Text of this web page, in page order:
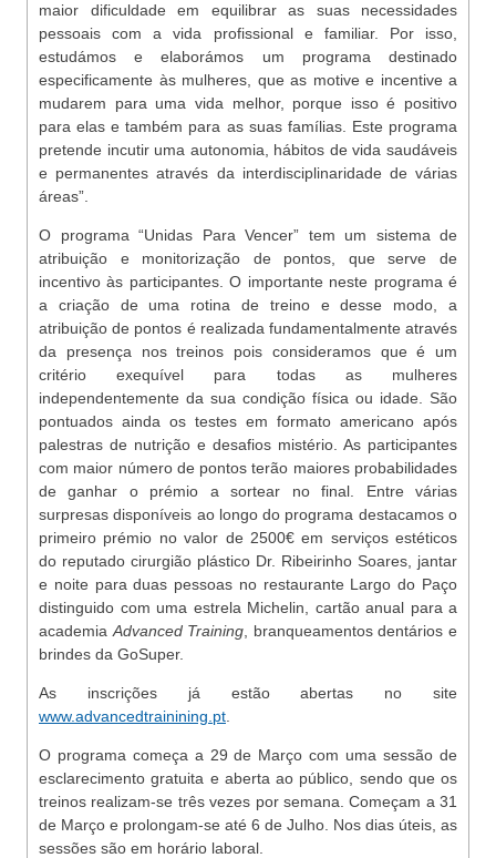
maior dificuldade em equilibrar as suas necessidades
pessoais com a vida profissional e familiar. Por isso,
estudámos e elaborámos um programa destinado
especificamente às mulheres, que as motive e incentive a
mudarem para uma vida melhor, porque isso é positivo
para elas e também para as suas famílias. Este programa
pretende incutir uma autonomia, hábitos de vida saudáveis
e permanentes através da interdisciplinaridade de várias
áreas”.
O programa “Unidas Para Vencer” tem um sistema de
atribuição e monitorização de pontos, que serve de
incentivo às participantes. O importante neste programa é
a criação de uma rotina de treino e desse modo, a
atribuição de pontos é realizada fundamentalmente através
da presença nos treinos pois consideramos que é um
critério exequível para todas as mulheres
independentemente da sua condição física ou idade. São
pontuados ainda os testes em formato americano após
palestras de nutrição e desafios mistério. As participantes
com maior número de pontos terão maiores probabilidades
de ganhar o prémio a sortear no final. Entre várias
surpresas disponíveis ao longo do programa destacamos o
primeiro prémio no valor de 2500€ em serviços estéticos
do reputado cirurgião plástico Dr. Ribeirinho Soares, jantar
e noite para duas pessoas no restaurante Largo do Paço
distinguido com uma estrela Michelin, cartão anual para a
academia Advanced Training , branqueamentos dentários e
brindes da GoSuper.
As inscrições já estão abertas no site
www.advancedtrainining.pt
O programa começa a 29 de Março com uma sessão de
esclarecimento gratuita e aberta ao público, sendo que os
treinos realizam-se três vezes por semana. Começam a 31
de Março e prolongam-se até 6 de Julho. Nos dias úteis, as
sessões são em horário laboral.